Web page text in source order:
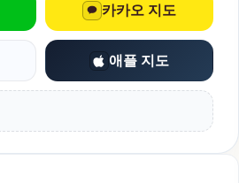
카카오 지도
애플 지도